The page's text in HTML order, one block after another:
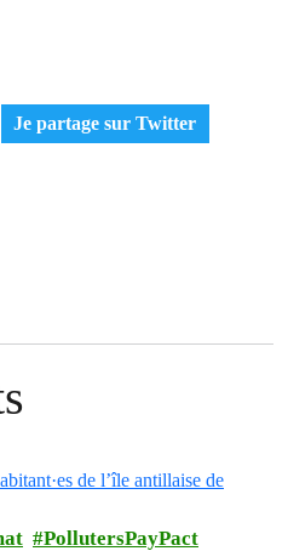
Je partage sur Twitter
PollutersPayPact